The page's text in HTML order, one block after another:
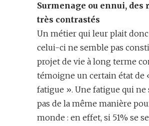
Surmenage ou ennui, des
très contrastés
Un métier qui leur plait
celui-ci ne semble pas
projet de vie à long terme
témoigne un certain état de
fatigue ». Une fatigue qui ne
pas de la même manière
monde : en effet, si 51% se